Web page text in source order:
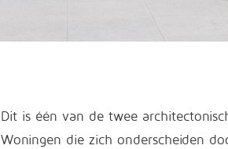
Dit is één van de twee
Woningen die zich onderscheiden